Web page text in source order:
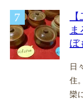
ぼ
日
住
欒